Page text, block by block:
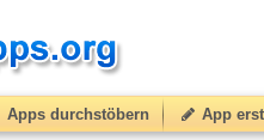
Apps durchstöbern App